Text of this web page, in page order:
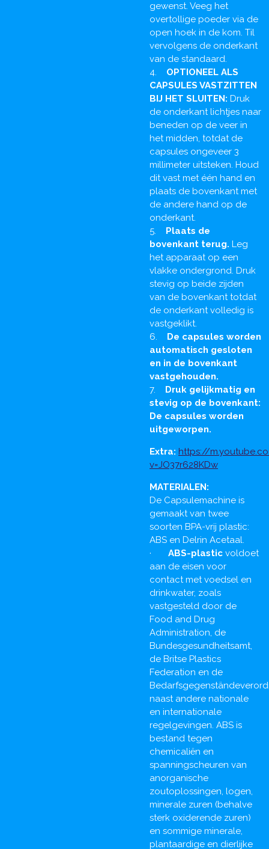
gewenst. Veeg het
overtollige poeder via de
open hoek in de kom. Til
vervolgens de onderkant
van de standaard.
4.
OPTIONEEL ALS
CAPSULES VASTZITTEN
BIJ HET SLUITEN: Druk
de onderkant lichtjes naar
beneden op de veer in
het midden, totdat de
capsules ongeveer 3
millimeter uitsteken. Houd
dit vast met één hand en
plaats de bovenkant met
de andere hand op de
onderkant.
5.
Plaats de
bovenkant terug. Leg
het apparaat op een
vlakke ondergrond. Druk
stevig op beide zijden
van de bovenkant totdat
de onderkant volledig is
vastgeklikt.
6.
De capsules worden
automatisch gesloten
en in de bovenkant
vastgehouden.
7.
Druk gelijkmatig en
stevig op de bovenkant:
De capsules worden
uitgeworpen.
Extra: https://
v=JO37r628KDw
MATERIALEN:
De Capsulemachine is
gemaakt van twee
soorten BPA-vrij plastic:
ABS en Delrin Acetaal.
·
ABS-plastic voldoet
aan de eisen voor
contact met voedsel en
drinkwater, zoals
vastgesteld door de
Food and Drug
Administration, de
Bundesgesundheitsamt,
de Britse Plastics
Federation en de
naast andere nationale
en internationale
regelgevingen. ABS is
bestand tegen
chemicaliën en
spanningscheuren van
anorganische
zoutoplossingen, logen,
minerale zuren (behalve
sterk oxiderende zuren)
en sommige minerale,
plantaardige en dierlijke